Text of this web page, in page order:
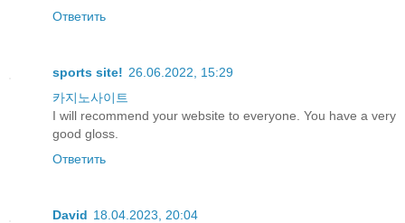
Ответить
sports site! 26.06.2022, 15:29
카지노사이트
I will recommend your website to everyone. You have a very
good gloss.
Ответить
David 18.04.2023, 20:04